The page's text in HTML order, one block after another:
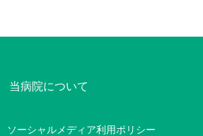
当病院について
ソーシャルメディア利用ポリシー